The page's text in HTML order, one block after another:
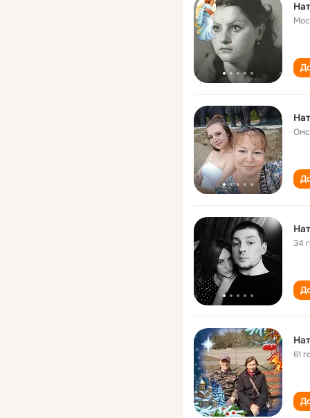
34
61